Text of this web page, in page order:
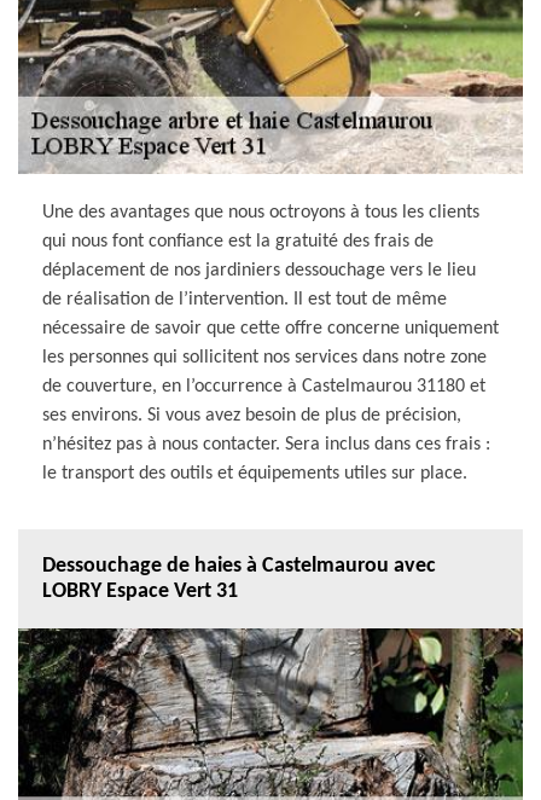
Une des avantages que nous octroyons à tous les clients
qui nous font confiance est la gratuité des frais de
déplacement de nos jardiniers dessouchage vers le lieu
de réalisation de l’intervention. Il est tout de même
nécessaire de savoir que cette offre concerne uniquement
les personnes qui sollicitent nos services dans notre zone
de couverture, en l’occurrence à Castelmaurou 31180 et
ses environs. Si vous avez besoin de plus de précision,
n’hésitez pas à nous contacter. Sera inclus dans ces frais :
le transport des outils et équipements utiles sur place.
Dessouchage de haies à Castelmaurou avec
LOBRY Espace Vert 31